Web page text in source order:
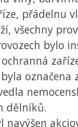
přádelnu
všechny
bylo
označena
dělníků.
navýšen